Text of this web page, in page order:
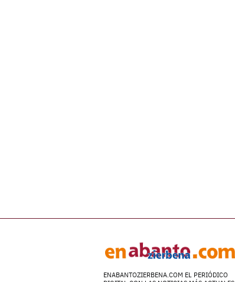
ENABANTOZIERBENA.COM EL PERIÓDICO